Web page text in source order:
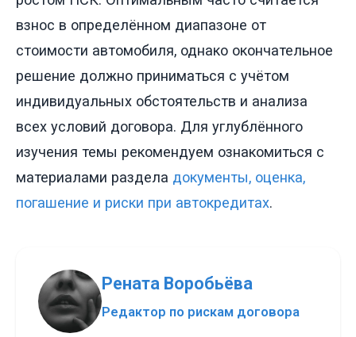
взнос в определённом диапазоне от
стоимости автомобиля, однако окончательное
решение должно приниматься с учётом
индивидуальных обстоятельств и анализа
всех условий договора. Для углублённого
изучения темы рекомендуем ознакомиться с
материалами раздела документы, оценка,
погашение и риски при автокредитах.
Рената Воробьёва
Редактор по рискам договора